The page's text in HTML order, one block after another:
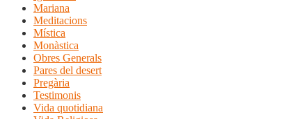
Mariana
Meditacions
Mística
Monàstica
Obres Generals
Pares del desert
Pregària
Testimonis
Vida quotidiana